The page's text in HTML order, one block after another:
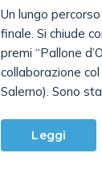
Un lungo
finale. Si chiude
premi “Pallone
collaborazione
Salerno). Sono
Leggi